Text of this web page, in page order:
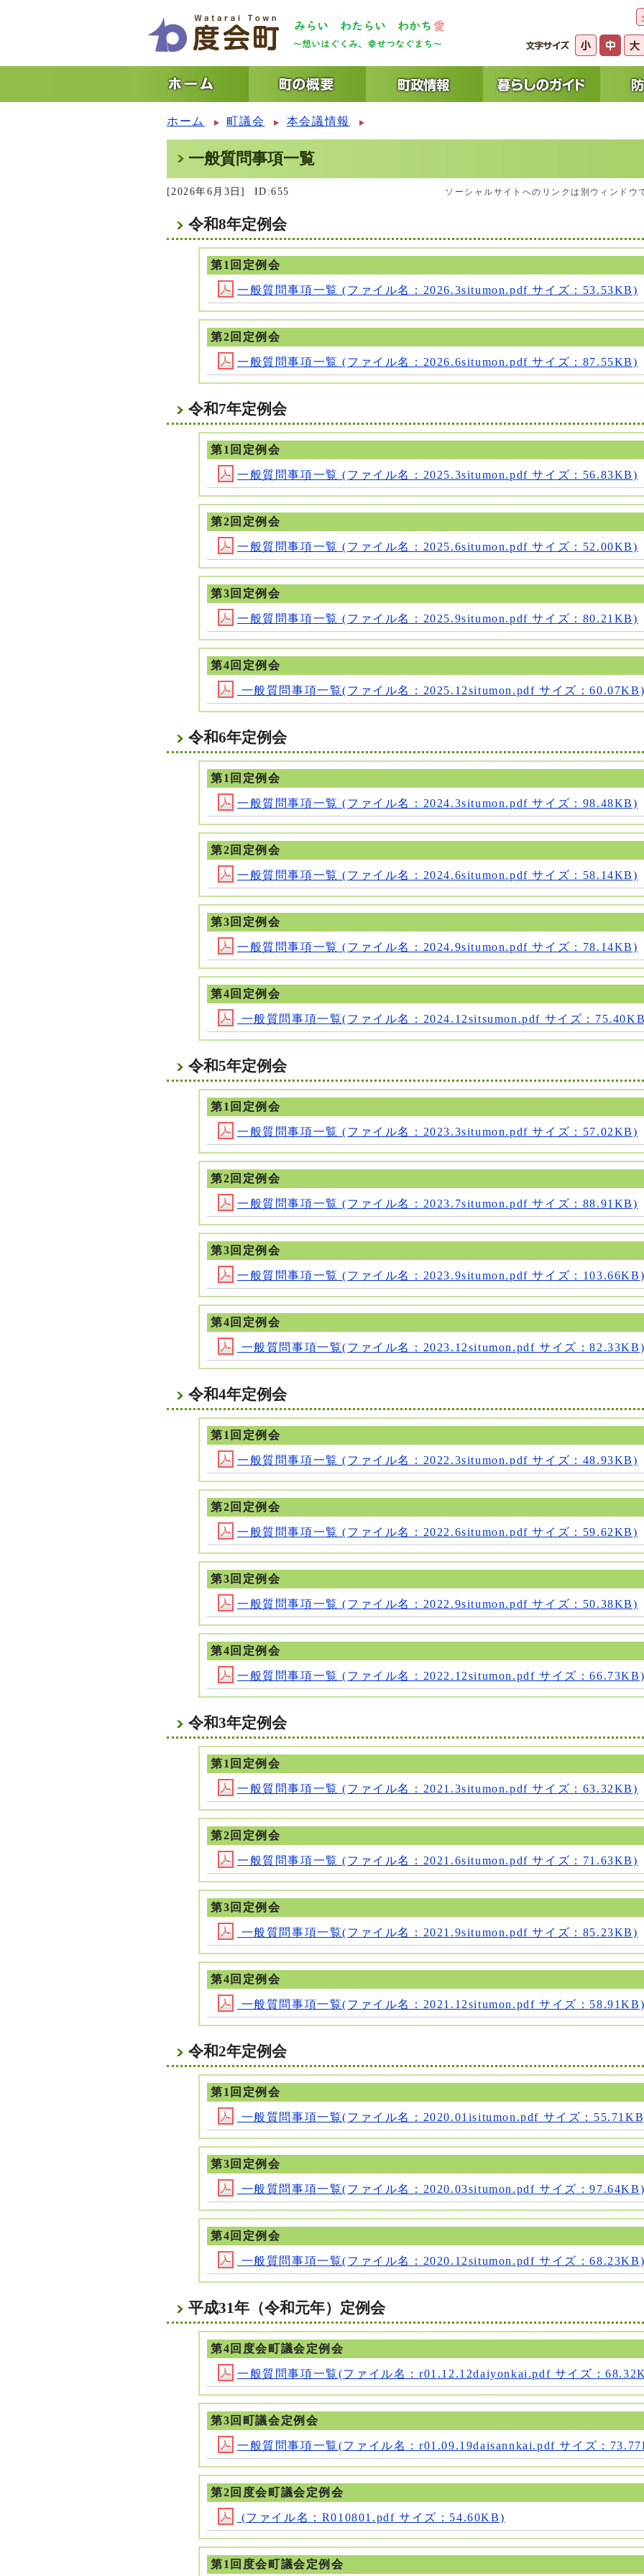
ホーム 町議会 本会議情報
一般質問事項一覧
[2026年6月3日] ID:655 ソーシャルサイトへのリンクは別ウィンドウ
令和8年定例会
第1回定例会
一般質問事項一覧 (ファイル名：2026.3situmon.pdf サイズ：53.53KB)
第2回定例会
一般質問事項一覧 (ファイル名：2026.6situmon.pdf サイズ：87.55KB)
令和7年定例会
第1回定例会
一般質問事項一覧 (ファイル名：2025.3situmon.pdf サイズ：56.83KB)
第2回定例会
一般質問事項一覧 (ファイル名：2025.6situmon.pdf サイズ：52.00KB)
第3回定例会
一般質問事項一覧 (ファイル名：2025.9situmon.pdf サイズ：80.21KB)
第4回定例会
一般質問事項一覧(ファイル名：2025.12situmon.pdf サイズ：
令和6年定例会
第1回定例会
一般質問事項一覧 (ファイル名：2024.3situmon.pdf サイズ：98.48KB)
第2回定例会
一般質問事項一覧 (ファイル名：2024.6situmon.pdf サイズ：58.14KB)
第3回定例会
一般質問事項一覧 (ファイル名：2024.9situmon.pdf サイズ：78.14KB)
第4回定例会
一般質問事項一覧(ファイル名：2024.12sitsumon.pdf サイズ：
令和5年定例会
第1回定例会
一般質問事項一覧 (ファイル名：2023.3situmon.pdf サイズ：57.02KB)
第2回定例会
一般質問事項一覧 (ファイル名：2023.7situmon.pdf サイズ：88.91KB)
第3回定例会
一般質問事項一覧 (ファイル名：2023.9situmon.pdf サイズ：
第4回定例会
一般質問事項一覧(ファイル名：2023.12situmon.pdf サイズ：
令和4年定例会
第1回定例会
一般質問事項一覧 (ファイル名：2022.3situmon.pdf サイズ：48.93KB)
第2回定例会
一般質問事項一覧 (ファイル名：2022.6situmon.pdf サイズ：59.62KB)
第3回定例会
一般質問事項一覧 (ファイル名：2022.9situmon.pdf サイズ：50.38KB)
第4回定例会
一般質問事項一覧 (ファイル名：2022.12situmon.pdf サイズ：
令和3年定例会
第1回定例会
一般質問事項一覧 (ファイル名：2021.3situmon.pdf サイズ：63.32KB)
第2回定例会
一般質問事項一覧 (ファイル名：2021.6situmon.pdf サイズ：71.63KB)
第3回定例会
一般質問事項一覧(ファイル名：2021.9situmon.pdf サイズ：85.23KB)
第4回定例会
一般質問事項一覧(ファイル名：2021.12situmon.pdf サイズ：
令和2年定例会
第1回定例会
一般質問事項一覧(ファイル名：2020.01isitumon.pdf サイズ：
第3回定例会
一般質問事項一覧(ファイル名：2020.03situmon.pdf サイズ：
第4回定例会
一般質問事項一覧(ファイル名：2020.12situmon.pdf サイズ：
平成31年（令和元年）定例会
第4回度会町議会定例会
一般質問事項一覧(ファイル名：r01.12.12daiyonkai.pdf サイズ：
第3回町議会定例会
一般質問事項一覧(ファイル名：r01.09.19daisannkai.pdf サイズ：
第2回度会町議会定例会
(ファイル名：R010801.pdf サイズ：54.60KB)
第1回度会町議会定例会